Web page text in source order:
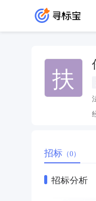
扶
招标 （0）
招标分析